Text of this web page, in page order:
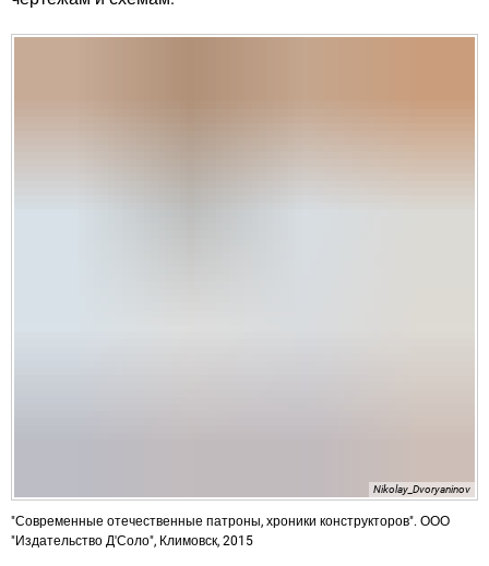
Nikolay_Dvoryaninov
"Современные отечественные патроны, хроники конструкторов". ООО
"Издательство Д'Соло", Климовск, 2015